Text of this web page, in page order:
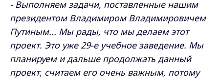
- Выполняем задачи, поставленные нашим
президентом Владимиром Владимировичем
Путиным... Мы рады, что мы делаем этот
проект. Это уже 29-е учебное заведение. Мы
планируем и дальше продолжать данный
проект, считаем его очень важным, потому